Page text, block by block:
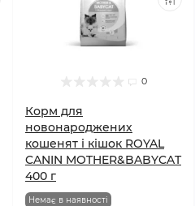
0
Корм для
новонароджених
кошенят і кішок ROYAL
CANIN MOTHER&BABYCAT
400 г
Немає в наявності